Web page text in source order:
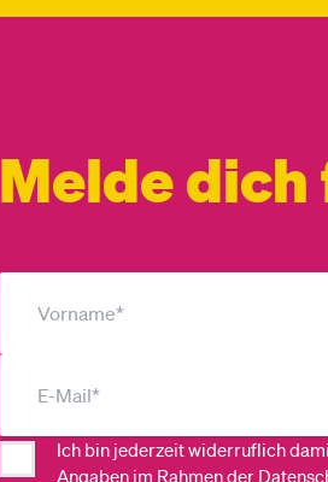
Melde
Ich bin jederzeit widerruflich
Angaben im Rahmen der